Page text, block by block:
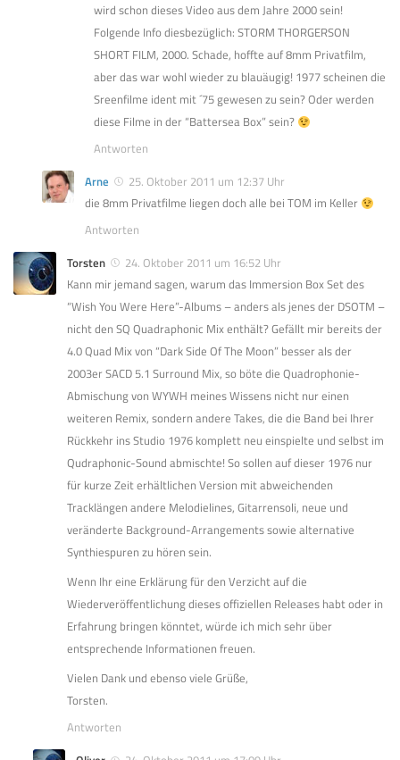
wird schon dieses Video aus dem Jahre 2000 sein!
Folgende Info diesbezüglich: STORM THORGERSON
SHORT FILM, 2000. Schade, hoffte auf 8mm Privatfilm,
aber das war wohl wieder zu blauäugig! 1977 scheinen die
Sreenfilme ident mit ´75 gewesen zu sein? Oder werden
diese Filme in der “Battersea Box” sein?
Antworten
Arne
25. Oktober 2011 um 12:37 Uhr
die 8mm Privatfilme liegen doch alle bei TOM im Keller
Antworten
Torsten
24. Oktober 2011 um 16:52 Uhr
Kann mir jemand sagen, warum das Immersion Box Set des
“Wish You Were Here”-Albums – anders als jenes der DSOTM –
nicht den SQ Quadraphonic Mix enthält? Gefällt mir bereits der
4.0 Quad Mix von “Dark Side Of The Moon” besser als der
2003er SACD 5.1 Surround Mix, so böte die Quadrophonie-
Abmischung von WYWH meines Wissens nicht nur einen
weiteren Remix, sondern andere Takes, die die Band bei Ihrer
Rückkehr ins Studio 1976 komplett neu einspielte und selbst im
Qudraphonic-Sound abmischte! So sollen auf dieser 1976 nur
für kurze Zeit erhältlichen Version mit abweichenden
Tracklängen andere Melodielines, Gitarrensoli, neue und
veränderte Background-Arrangements sowie alternative
Synthiespuren zu hören sein.
Wenn Ihr eine Erklärung für den Verzicht auf die
Wiederveröffentlichung dieses offiziellen Releases habt oder in
Erfahrung bringen könntet, würde ich mich sehr über
entsprechende Informationen freuen.
Vielen Dank und ebenso viele Grüße,
Torsten.
Antworten